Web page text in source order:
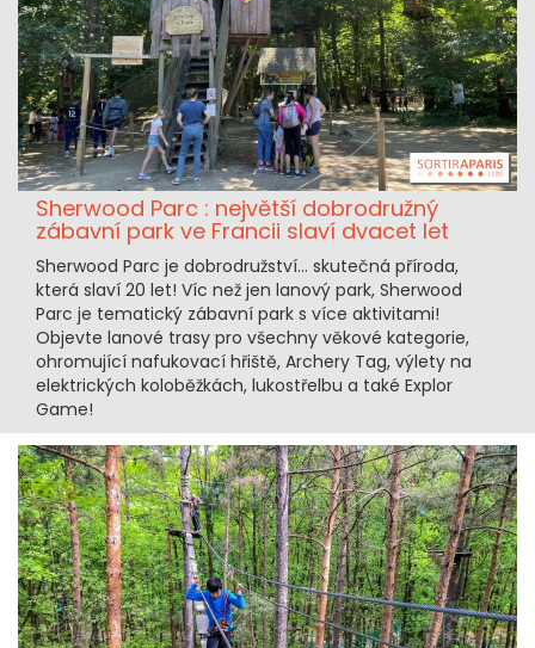
Sherwood Parc : největší dobrodružný
zábavní park ve Francii slaví dvacet let
Sherwood Parc je dobrodružství… skutečná příroda,
která slaví 20 let! Víc než jen lanový park, Sherwood
Parc je tematický zábavní park s více aktivitami!
Objevte lanové trasy pro všechny věkové kategorie,
ohromující nafukovací hřiště, Archery Tag, výlety na
elektrických koloběžkách, lukostřelbu a také Explor
Game!